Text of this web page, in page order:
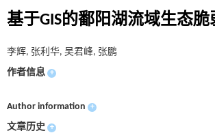
基于GIS的鄱阳湖流域生态
李辉, 张利华, 吴君峰, 张鹏
作者信息 +
Author information +
文章历史 +